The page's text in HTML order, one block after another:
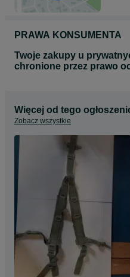
PRAWA KONSUMENTA
Twoje zakupy u
chronione przez prawo
Więcej od tego
Zobacz wszystkie